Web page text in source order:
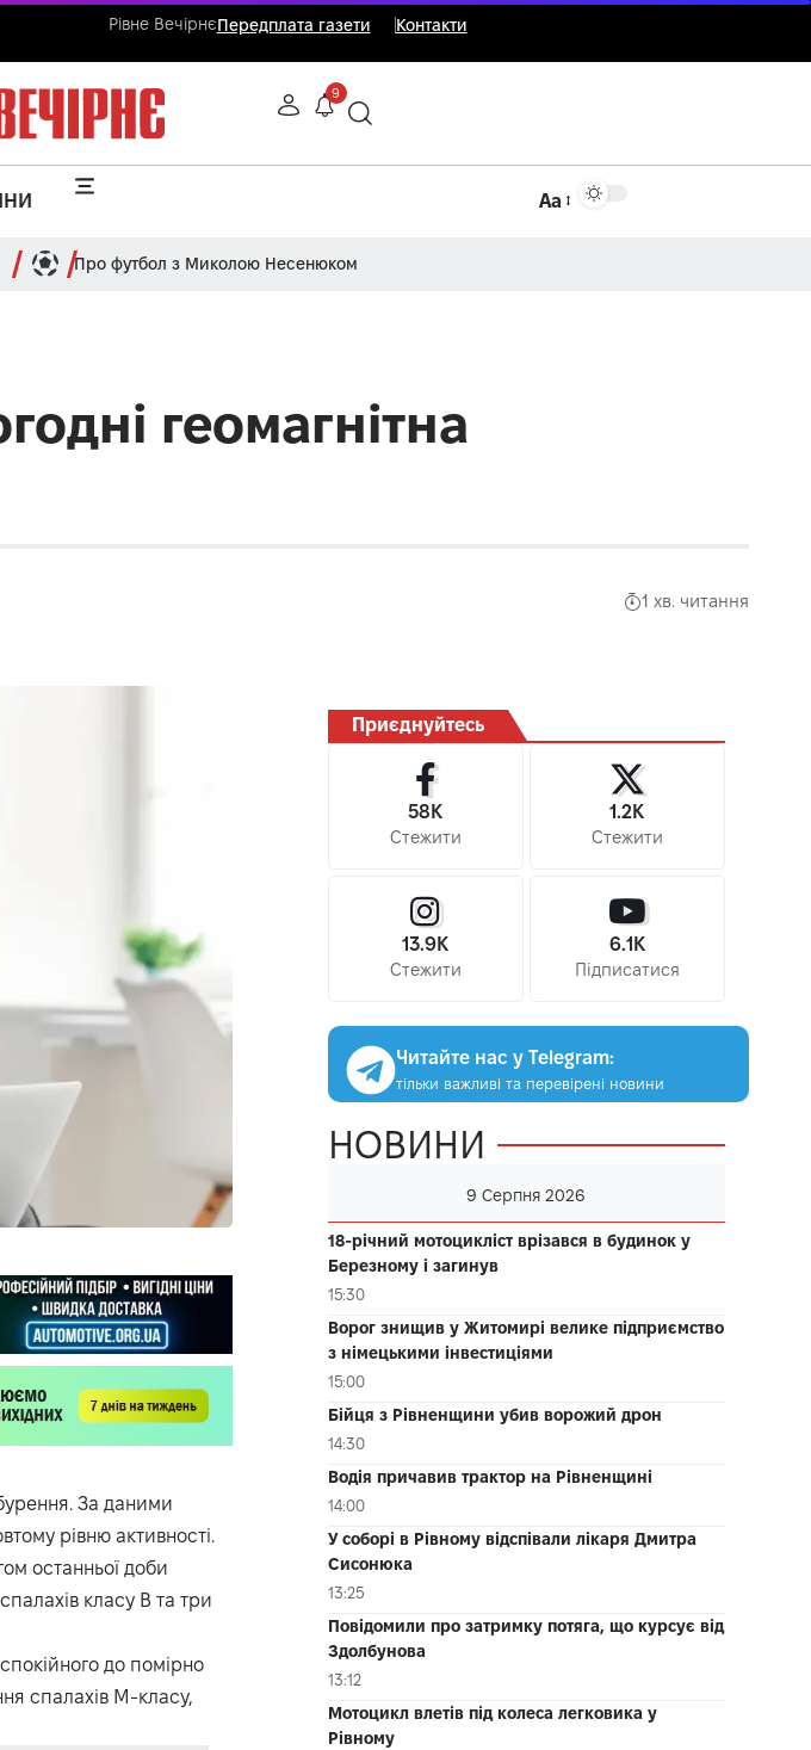
Рівне ВечірнєПередплата газети Контакти
9
Аа
Про футбол з Миколою Несенюком
геомагнітна
1 хв. читання
За даними
рівню активності.
останньої доби
класу В та три
до помірно
спалахів М-класу,
Приєднуйтесь
58K
Стежити
1.2K
Стежити
13.9K
Стежити
6.1K
Підписатися
Читайте нас у Telegram:
тільки важливі та перевірені новини
НОВИНИ
9 Серпня 2026
18-річний мотоцикліст врізався в будинок у
Березному і загинув
15:30
Ворог знищив у Житомирі велике підприємство
з німецькими інвестиціями
15:00
Бійця з Рівненщини убив ворожий дрон
14:30
Водія причавив трактор на Рівненщині
14:00
У соборі в Рівному відспівали лікаря Дмитра
Сисонюка
13:25
Повідомили про затримку потяга, що курсує від
Здолбунова
13:12
Мотоцикл влетів під колеса легковика у
Рівному